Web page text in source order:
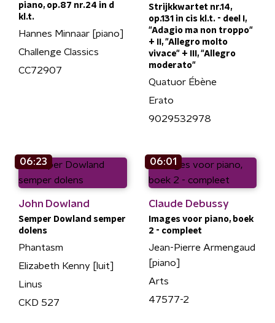
piano, op.87 nr.24 in d
kl.t.
Hannes Minnaar [piano]
Challenge Classics
CC72907
Strijkkwartet nr.14,
op.131 in cis kl.t. - deel I,
"Adagio ma non troppo"
+ II, "Allegro molto
vivace" + III, "Allegro
moderato"
Quatuor Ébène
Erato
9029532978
06:23
John Dowland
Semper Dowland semper
dolens
Phantasm
Elizabeth Kenny [luit]
Linus
CKD 527
06:01
Claude Debussy
Images voor piano, boek
2 - compleet
Jean-Pierre Armengaud
[piano]
Arts
47577-2